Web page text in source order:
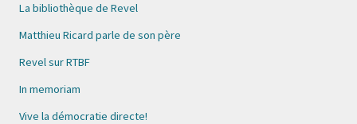
La bibliothèque de Revel
Matthieu Ricard parle de son père
Revel sur RTBF
In memoriam
Vive la démocratie directe!